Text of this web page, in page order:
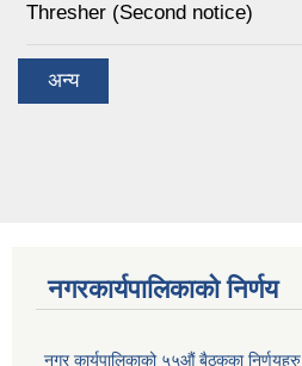
Thresher (Second notice)
अन्य
नगरकार्यपालिकाको निर्णय
नगर कार्यपालिकाको ५५औं बैठकका निर्णयहरु